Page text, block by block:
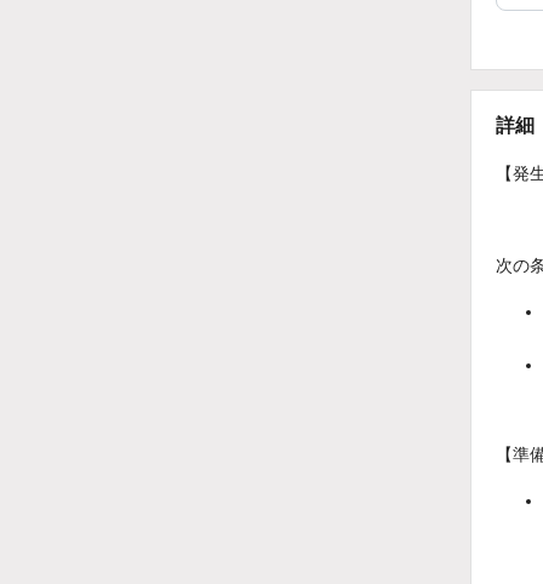
詳細
【発
次の
【準